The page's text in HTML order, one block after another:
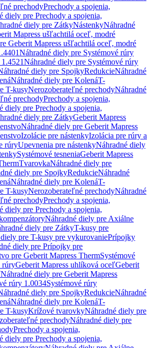
prechodyPrechody a spojenia,
diely pre Prechody a spojenia,
diely pre ZátkyNástenkyNáhradné
Mapress ušľachtilá oceľ, modré
Geberit Mapress ušľachtilá oceľ, modré
Náhradné diely pre Systémové rúry
Náhradné diely pre Systémové rúry
diely pre SpojkyRedukcieNáhradné
Náhradné diely pre KolenáT-
T-kusyNerozoberateľné prechodyNáhradné
prechodyPrechody a spojenia,
diely pre Prechody a spojenia,
diely pre ZátkyGeberit Mapress
Náhradné diely pre Geberit Mapress
Izolácie pre nástenkyIzolácia pre rúry a
rúryUpevnenia pre nástenkyNáhradné diely
Systémové tesneniaGeberit Mapress
TvarovkaNáhradné diely pre
diely pre SpojkyRedukcieNáhradné
Náhradné diely pre KolenáT-
T-kusyNerozoberateľné prechodyNáhradné
prechodyPrechody a spojenia,
diely pre Prechody a spojenia,
Náhradné diely pre Axiálne
diely pre ZátkyT-kusy pre
pre T-kusy pre vykurovaniePrípojky
diely pre Prípojky pre
pre Geberit Mapress ThermSystémové
rúryGeberit Mapress uhlíková oceľGeberit
Náhradné diely pre Geberit Mapress
rúry 1.0034Systémové rúry
diely pre SpojkyRedukcieNáhradné
Náhradné diely pre KolenáT-
T-kusyKrížové tvarovkyNáhradné diely pre
prechodyNáhradné diely pre
Prechody a spojenia,
diely pre Prechody a spojenia,